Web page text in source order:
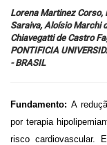
Programação
Hands On
Entrevistas
Lorena Martinez Corso,
Saraiva, Aloísio Marchi
Chiavegatti de Castro
PONTIFICIA
- BRASIL
Fundamento: A
por terapia
risco cardiovascular.